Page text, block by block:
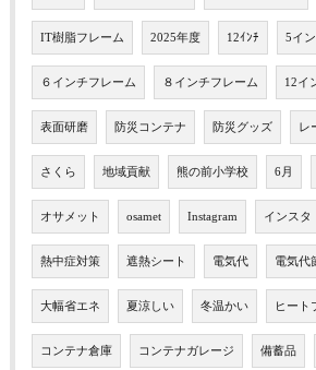
IT樹脂フレーム 2025年度 12ｲﾝﾁ 5イ
６インチフレーム ８インチフレーム 12イ
表面研磨 防災コンテナ 防災グッズ レ
さくら 地域貢献 熊の前小学校 6月
オサメット osamet Instagram インスタ
熱中症対策 遮熱シート 電気代 電気代
大幅省エネ 夏涼しい 冬温かい ヒート
コンテナ倉庫 コンテナガレージ 備蓄品